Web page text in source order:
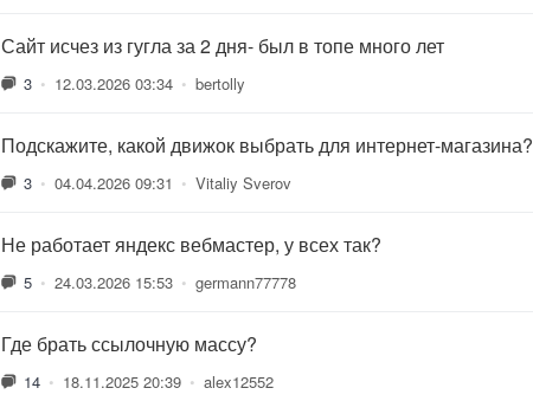
Сайт исчез из гугла за 2 дня- был в топе много лет
3 • 12.03.2026 03:34 • bertolly
Подскажите, какой движок выбрать для интернет-магазина?
3 • 04.04.2026 09:31 • Vitaliy Sverov
Не работает яндекс вебмастер, у всех так?
5 • 24.03.2026 15:53 • germann77778
Где брать ссылочную массу?
14 • 18.11.2025 20:39 • alex12552